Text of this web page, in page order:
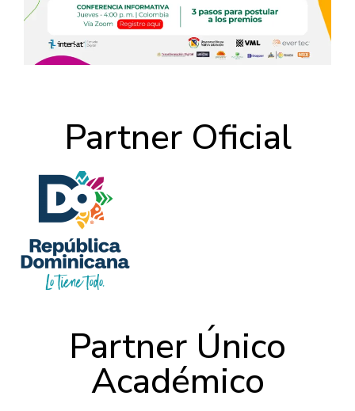
Partner Oficial
Partner Único
Académico